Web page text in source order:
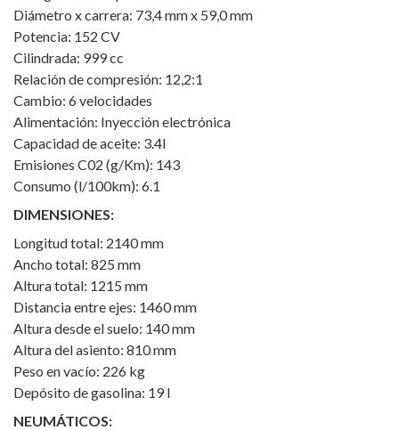
Diámetro x carrera: 73,4 mm x 59,0 mm
Potencia: 152 CV
Cilindrada: 999 cc
Relación de compresión: 12,2:1
Cambio: 6 velocidades
Alimentación: Inyección electrónica
Capacidad de aceite: 3.4l
Emisiones C02 (g/Km): 143
Consumo (l/100km): 6.1
DIMENSIONES:
Longitud total: 2140 mm
Ancho total: 825 mm
Altura total: 1215 mm
Distancia entre ejes: 1460 mm
Altura desde el suelo: 140 mm
Altura del asiento: 810 mm
Peso en vacío: 226 kg
Depósito de gasolina: 19 l
NEUMÁTICOS: